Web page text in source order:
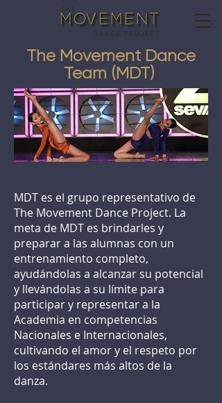
The Movement Dance
Team (MDT)
MDT es el grupo representativo de
The Movement Dance Project. La
meta de MDT es brindarles y
preparar a las alumnas con un
entrenamiento completo,
ayudándolas a alcanzar su potencial
y llevándolas a su límite para
participar y representar a la
Academia en competencias
Nacionales e Internacionales,
cultivando el amor y el respeto por
los estándares más altos de la
danza.